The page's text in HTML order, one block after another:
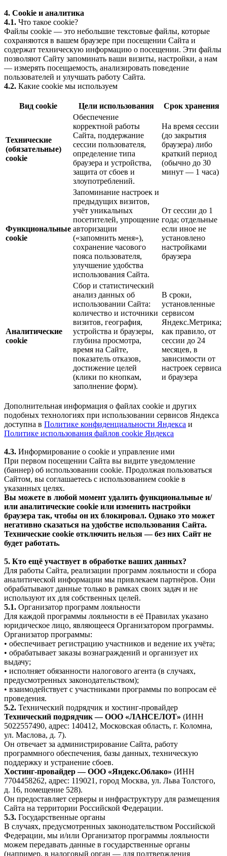
4. Cookie и аналитика
4.1. Что такое cookie?
Файлы cookie — это небольшие текстовые файлы, которые
сохраняются в вашем браузере при посещении Сайта и
содержат техническую информацию о посещении. Эти файлы
позволяют Сайту запоминать ваши визиты, настройки, а нам
— измерять посещаемость, анализировать поведение
пользователей и улучшать работу Сайта.
4.2. Какие cookie мы используем
Вид cookie Цели использования Срок хранения
Технические
(обязательные)
cookie
Обеспечение
корректной работы
Сайта, поддержание
сессии пользователя,
определение типа
браузера и устройства,
защита от сбоев и
злоупотреблений.
На время сессии
(до закрытия
браузера) либо
краткий период
(обычно до 30
минут — 1 часа)
Функциональные
cookie
Запоминание настроек и
предыдущих визитов,
учёт уникальных
посетителей, упрощение
авторизации
(«запомнить меня»),
сохранение часового
пояса пользователя,
улучшение удобства
использования Сайта.
От сессии до 1
года; отдельные
если иное не
установлено
настройками
браузера
Аналитические
cookie
Сбор и статистический
анализ данных об
использовании Сайта:
количество и источники
визитов, география,
устройства и браузеры,
глубина просмотра,
время на Сайте,
показатель отказов,
достижение целей
(клики по кнопкам,
заполнение форм).
В сроки,
установленные
сервисом
Яндекс.Метрика;
как правило, от
сессии до 24
месяцев, в
зависимости от
настроек сервиса
и браузера
Дополнительная информация о файлах cookie и других
подобных технологиях при использовании сервисов Яндекса
доступна в Политике конфиденциальности Яндекса и
Политике использования файлов cookie Яндекса
4.3. Информирование о cookie и управление ими
При первом посещении Сайта вы видите уведомление
(баннер) об использовании cookie. Продолжая пользоваться
Сайтом, вы соглашаетесь с использованием cookie в
указанных целях.
Вы можете в любой момент удалить функциональные и/
или аналитические cookie или изменить настройки
браузера так, чтобы он их блокировал. Однако это может
негативно сказаться на удобстве использования Сайта.
Технические cookie отключить нельзя — без них Сайт не
будет работать.
5. Кто ещё участвует в обработке ваших данных?
Для работы Сайта, реализации программ лояльности и сбора
аналитической информации мы привлекаем партнёров. Они
обрабатывают данные только в рамках своих задач и не
используют их для собственных целей.
5.1. Организатор программ лояльности
Для каждой программы лояльности в её Правилах указано
юридическое лицо, являющееся Организатором программы.
Организатор программы:
• обеспечивает регистрацию участников и ведение их учёта;
• обрабатывает заказы вознаграждений и организует их
выдачу;
• исполняет обязанности налогового агента (в случаях,
предусмотренных законодательством);
• взаимодействует с участниками программы по вопросам её
проведения.
5.2. Технический подрядчик и хостинг-провайдер
Технический подрядчик — ООО «ЛАНСЕЛОТ» (ИНН
5022557490, адрес: 140412, Московская область, г. Коломна,
ул. Маслова, д. 7).
Он отвечает за администрирование Сайта, работу
программного обеспечения, базы данных, техническую
поддержку и устранение сбоев.
Хостинг-провайдер — ООО «Яндекс.Облако» (ИНН
7704458262, адрес: 119021, город Москва, ул. Льва Толстого,
д. 16, помещение 528).
Он предоставляет серверы и инфраструктуру для размещения
Сайта на территории Российской Федерации.
5.3. Государственные органы
В случаях, предусмотренных законодательством Российской
Федерации, мы и/или Организатор программы лояльности
можем передавать данные в государственные органы
(например, в налоговый орган — для подтверждения